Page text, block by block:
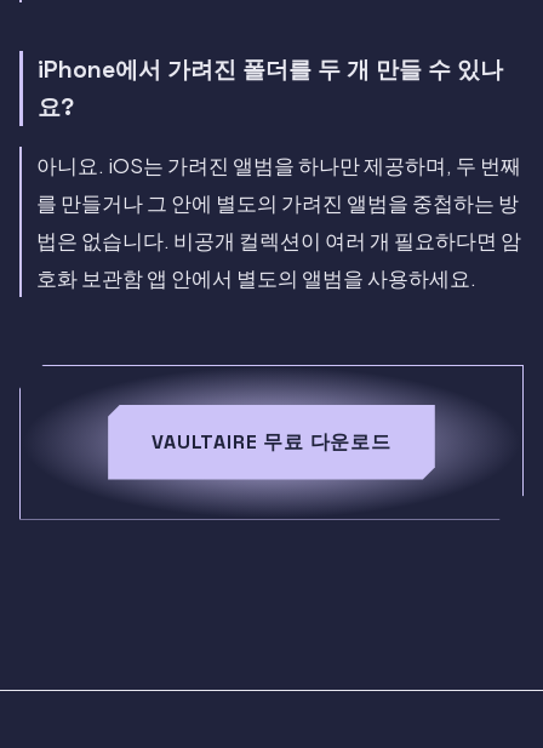
iPhone에서 가려진 폴더를 두 개 만들 수 있나
요?
아니요. iOS는 가려진 앨범을 하나만 제공하며, 두 번째
를 만들거나 그 안에 별도의 가려진 앨범을 중첩하는 방
법은 없습니다. 비공개 컬렉션이 여러 개 필요하다면 암
호화 보관함 앱 안에서 별도의 앨범을 사용하세요.
VAULTAIRE 무료 다운로드